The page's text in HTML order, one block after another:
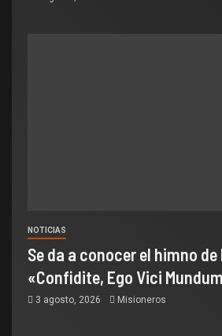
NOTICIAS
Se da a conocer el himno
«Confidite, Ego Vici
3 agosto, 2026 Misioneros